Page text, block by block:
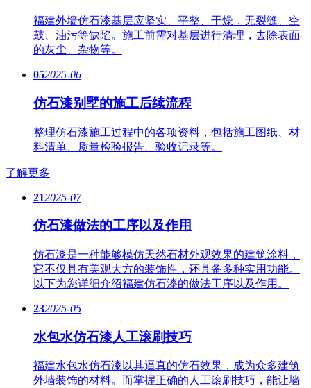
福建外墙仿石漆基层应坚实、平整、干燥，无裂缝、空
鼓、油污等缺陷。施工前需对基层进行清理，去除表面
的灰尘、杂物等。
052025-06
仿石漆别墅的施工后续流程
整理仿石漆施工过程中的各项资料，包括施工图纸、材
料清单、质量检验报告、验收记录等。
了解更多
212025-07
仿石漆做法的工序以及作用
仿石漆是一种能够模仿天然石材外观效果的建筑涂料，
它不仅具有美观大方的装饰性，还具备多种实用功能。
以下为您详细介绍福建仿石漆的做法工序以及作用。
232025-05
水包水仿石漆人工滚刷技巧
福建水包水仿石漆以其逼真的仿石效果，成为众多建筑
外墙装饰的材料。而掌握正确的人工滚刷技巧，能让墙